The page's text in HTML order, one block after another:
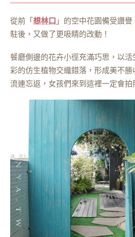
從前「想林口 」的空中花園備受讚
駐後，又做了更吸睛的改動！
餐廳側邊的花卉小徑充滿巧思，以
彩的仿生植物交織錯落，形成美不
流連忘返，女孩們來到這裡一定會拍